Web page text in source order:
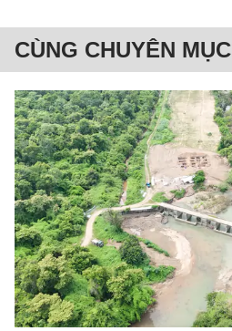
CÙNG CHUYÊN MỤC